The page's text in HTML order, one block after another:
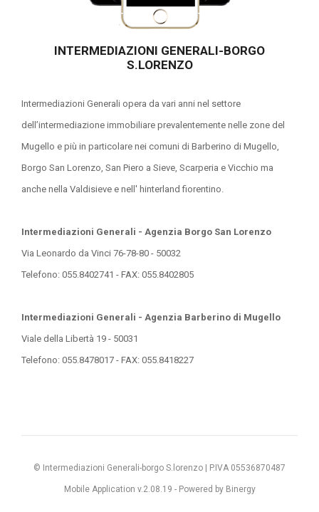
INTERMEDIAZIONI GENERALI-BORGO
S.LORENZO
Intermediazioni Generali opera da vari anni nel settore
dell’intermediazione immobiliare prevalentemente nelle zone del
Mugello e più in particolare nei comuni di Barberino di Mugello,
Borgo San Lorenzo, San Piero a Sieve, Scarperia e Vicchio ma
anche nella Valdisieve e nell' hinterland fiorentino.
Intermediazioni Generali - Agenzia Borgo San Lorenzo
Via Leonardo da Vinci 76-78-80 - 50032
Telefono: 055.8402741 - FAX: 055.8402805
Intermediazioni Generali - Agenzia Barberino di Mugello
Viale della Libertà 19 - 50031
Telefono: 055.8478017 - FAX: 055.8418227
© Intermediazioni Generali-borgo S.lorenzo | P.IVA 05536870487
Mobile Application v.2.08.19 - Powered by Binergy